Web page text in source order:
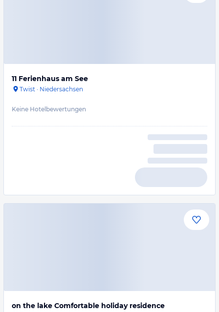
11 Ferienhaus am See
Twist · Niedersachsen
Keine Hotelbewertungen
on the lake Comfortable holiday residence